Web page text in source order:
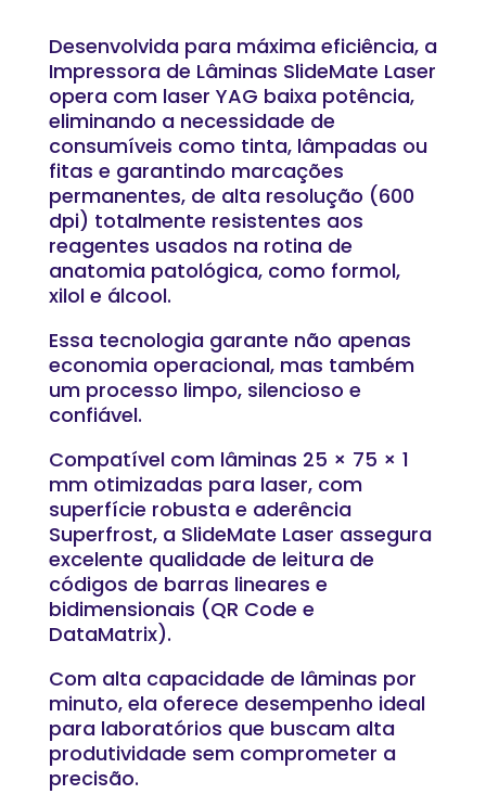
Desenvolvida para máxima eficiência, a
Impressora de Lâminas SlideMate Laser
opera com laser YAG baixa potência,
eliminando a necessidade de
consumíveis como tinta, lâmpadas ou
fitas e garantindo marcações
permanentes, de alta resolução (600
dpi) totalmente resistentes aos
reagentes usados na rotina de
anatomia patológica, como formol,
xilol e álcool.
Essa tecnologia garante não apenas
economia operacional, mas também
um processo limpo, silencioso e
confiável.
Compatível com lâminas 25 × 75 × 1
mm otimizadas para laser, com
superfície robusta e aderência
Superfrost, a SlideMate Laser assegura
excelente qualidade de leitura de
códigos de barras lineares e
bidimensionais (QR Code e
DataMatrix).
Com alta capacidade de lâminas por
minuto, ela oferece desempenho ideal
para laboratórios que buscam alta
produtividade sem comprometer a
precisão.